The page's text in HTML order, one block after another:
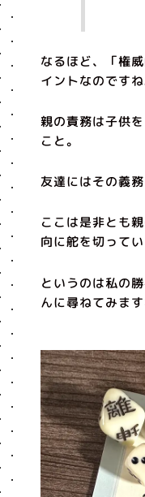
なるほど、「権
イントなのですね
親の責務は子供
こと。
友達にはその義
ここは是非とも
向に舵を切って
というのは私の
んに尋ねてみます